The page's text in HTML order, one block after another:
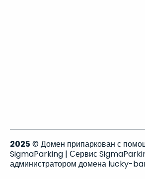
2025 © Домен припаркован с
SigmaParking | Сервис
администратором домена lucky-